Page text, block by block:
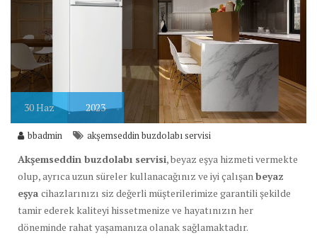
30Haz 2023
bbadmin akşemseddin buzdolabı servisi
Akşemseddin buzdolabı servisi, beyaz eşya hizmeti vermekte
olup, ayrıca uzun süreler kullanacağınız ve iyi çalışan beyaz
eşya cihazlarınızı siz değerli müşterilerimize garantili şekilde
tamir ederek kaliteyi hissetmenize ve hayatınızın her
döneminde rahat yaşamanıza olanak sağlamaktadır.